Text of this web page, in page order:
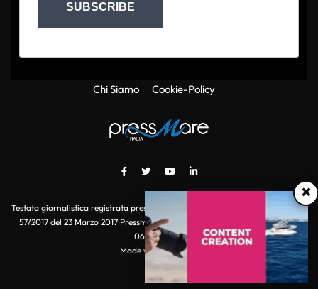
×
SUBSCRIBE
Chi Siamo Cookie-Policy
Testata giornalistica registrata presso il Tribunale di Roma con autorizzazione
57/2017 del 23 Marzo 2017 Pressmare.it è un marchio di S.P.E.N. Srl - P.IVA
06511641000
Made with
by POI